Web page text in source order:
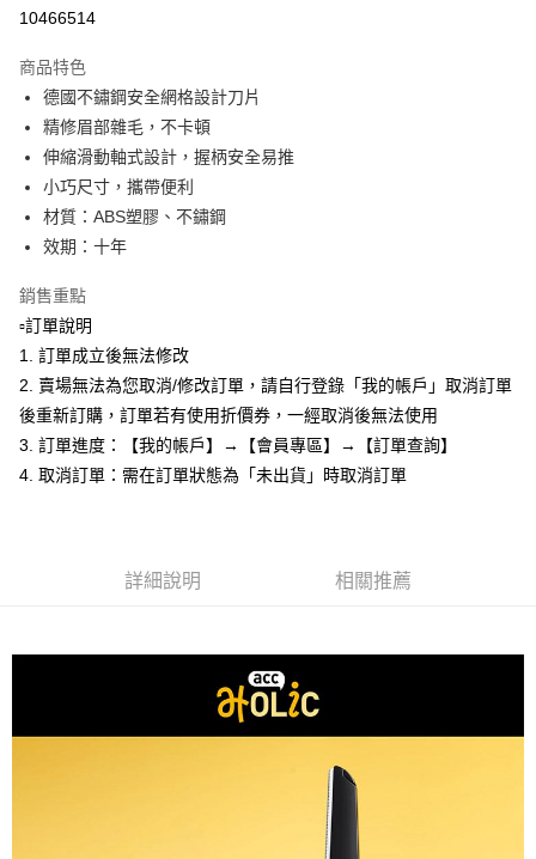
全盈+PAY
AFTEE先享後付
相關說明
【關於「AFTEE先享後付」】
AFTEE先享後付是「在收到商品之後才付款」的支付方式。 讓您購物簡單
便利好安心！
１．簡單：不需註冊會員、不需綁卡、不需儲值。
３．安心：先確認商品／服務後，再付款。
【「AFTEE先享後付」結帳流程】
１．於結帳方式選擇「AFTEE先享後付」後，將跳轉至「AFTEE先享後付」
２．訂單成立數日內，您將收到繳費通知簡訊。
３．收到繳費通知簡訊後14天內，點擊此簡訊中的連結，可透過四大超商／
ATM／網路銀行／等多元方式進行付款，方視為交易完成。
※ 請注意：結帳手續完成當下不需立刻繳費，但若您需要取消訂單，請聯絡
購買商品的店家。未經商家同意取消之訂單仍視為有效，需透過AFTEE先享
易，需依本服務之必要範圍內提供個人資料，並將交易相關給付款項請求債
２．關於個人資料處理事宜，請瀏覽以下網址：
３．未成年的使用者請事先徵得法定代理人或監護人之同意方可使用
４．使用「AFTEE先享後付」時，將依據個別帳號之用戶狀況，依本公司即
時審查核予不同之上限額度；若仍有額度不足之情形，本公司將視審查結果
ATM付款
運送方式
全家取貨付款
每筆NT$80，滿NT$599(含以上)免運費
每筆NT$80，滿NT$599(含以上)免運費
7-11取貨付款
每筆NT$80，滿NT$599(含以上)免運費
10466514
商品特色
德國不鏽鋼安全網格設計刀片
精修眉部雜毛，不卡頓
伸縮滑動軸式設計，握柄安全易推
小巧尺寸，攜帶便利
材質：ABS塑膠、不鏽鋼
效期：十年
銷售重點
▫️訂單說明
1. 訂單成立後無法修改
2. 賣場無法為您取消/修改訂單，請自行登錄「我的帳戶」取消訂單
後重新訂購，訂單若有使用折價券，一經取消後無法使用
3. 訂單進度：【我的帳戶】→【會員專區】→【訂單查詢】
4. 取消訂單：需在訂單狀態為「未出貨」時取消訂單
詳細說明 相關推薦